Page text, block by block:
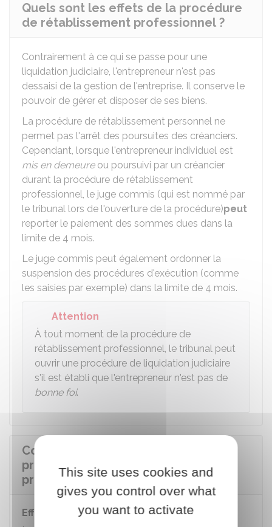
Quels sont les effets de la procédure
de rétablissement professionnel ?
Contrairement à ce qui se passe pour une
liquidation judiciaire, l'entrepreneur n'est pas
dessaisi de la gestion de l'entreprise. Il conserve le
pouvoir de gérer et disposer de ses biens.
La procédure de rétablissement personnel ne
permet pas l'arrêt des poursuites des créanciers.
Cependant, lorsque l'entrepreneur individuel est
mis en demeureou poursuivi par un créancier
durant la procédure de rétablissement
professionnel, le juge commis (qui est nommé par
le tribunal lors de l'ouverture de la procédure)peut
reporter le paiement des sommes dues dans la
limite de 4 mois.
Le juge commis peut également ordonner la
suspension des procédures d'exécution (comme
les saisies par exemple) dans la limite de 4 mois.
Attention
À tout moment de la procédure de
rétablissement professionnel, le tribunal peut
ouvrir une procédure de liquidation judiciaire
s'il est établi que l'entrepreneur n'est pas de
bonne foi.
Comment se passe la clôture de la
procédure de rétablissement
professionnel ?
Effacement des dettes
This site uses cookies and
gives you control over what
you want to activate